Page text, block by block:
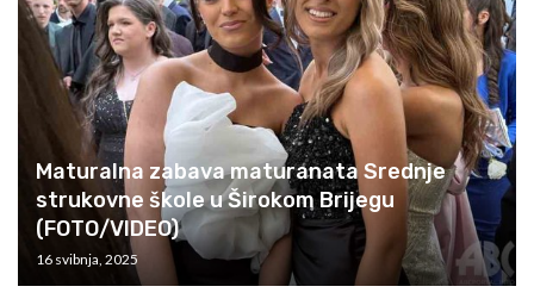
Maturalna zabava maturanata Srednje
strukovne škole u Širokom Brijegu
(FOTO/VIDEO)
16 svibnja, 2025